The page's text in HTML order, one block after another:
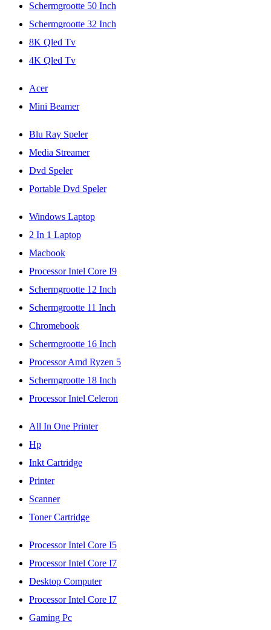
Schermgrootte 50 Inch
Schermgrootte 32 Inch
8K Qled Tv
4K Qled Tv
Acer
Mini Beamer
Blu Ray Speler
Media Streamer
Dvd Speler
Portable Dvd Speler
Windows Laptop
2 In 1 Laptop
Macbook
Processor Intel Core I9
Schermgrootte 12 Inch
Schermgrootte 11 Inch
Chromebook
Schermgrootte 16 Inch
Processor Amd Ryzen 5
Schermgrootte 18 Inch
Processor Intel Celeron
All In One Printer
Hp
Inkt Cartridge
Printer
Scanner
Toner Cartridge
Processor Intel Core I5
Processor Intel Core I7
Desktop Computer
Processor Intel Core I7
Gaming Pc